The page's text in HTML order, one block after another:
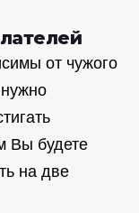
от чужого
Вы будете
на две